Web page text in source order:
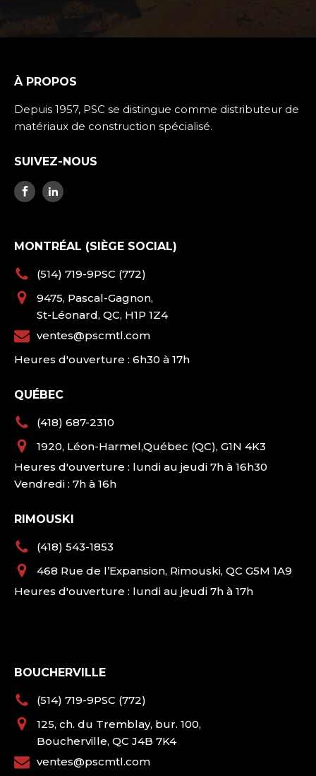
À PROPOS
Depuis 1957, PSC se distingue comme distributeur de
matériaux de construction spécialisé.
SUIVEZ-NOUS
MONTRÉAL (SIÈGE SOCIAL)
(514) 719-9PSC (772)
9475, Pascal-Gagnon,
St-Léonard, QC, H1P 1Z4
ventes@pscmtl.com
Heures d'ouverture : 6h30 à 17h
QUÉBEC
(418) 687-2310
1920, Léon-Harmel,Québec (QC), G1N 4K3
Heures d'ouverture : lundi au jeudi 7h à 16h30
Vendredi : 7h à 16h
RIMOUSKI
(418) 543-1853
468 Rue de l’Expansion, Rimouski, QC G5M 1A9
Heures d'ouverture : lundi au jeudi 7h à 17h
BOUCHERVILLE
(514) 719-9PSC (772)
125, ch. du Tremblay, bur. 100,
Boucherville, QC J4B 7K4
ventes@pscmtl.com